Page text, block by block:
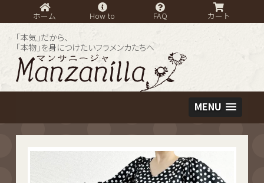
ホーム How to FAQ カート
「本気」だから、
「本物」を身につけたいフラメンカたちへ
MENU